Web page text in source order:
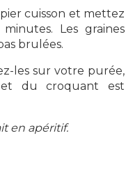
cuisson et mettez
Les graines
brulées.
les sur votre purée,
et du croquant est
en apéritif.